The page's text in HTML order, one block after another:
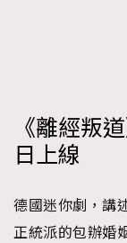
《離經叛
日上線
德國迷你劇，講
正統派的包辦婚